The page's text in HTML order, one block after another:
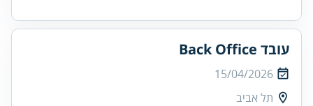
עובד Back Office
15/04/2026
תל אביב